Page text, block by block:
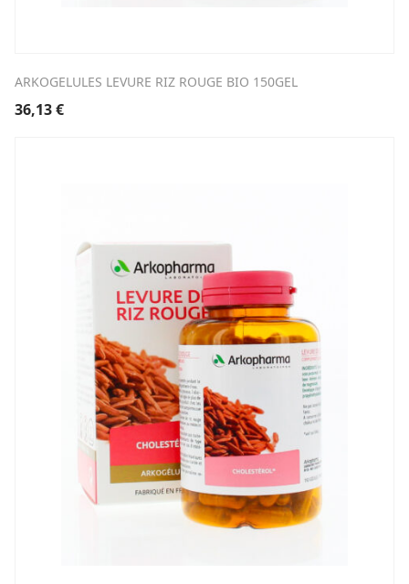
ARKOGELULES LEVURE RIZ ROUGE BIO 150GEL
36,13€